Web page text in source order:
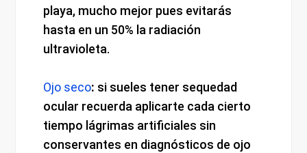
playa, mucho mejor pues evitarás
hasta en un 50% la radiación
ultravioleta.
Ojo seco: si sueles tener sequedad
ocular recuerda aplicarte cada cierto
tiempo lágrimas artificiales sin
conservantes en diagnósticos de ojo